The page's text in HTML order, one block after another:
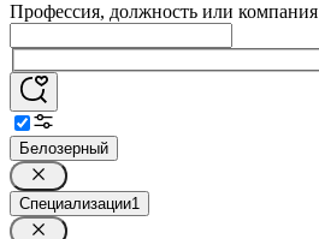
Профессия, должность или компания
Белозерный
Специализации1